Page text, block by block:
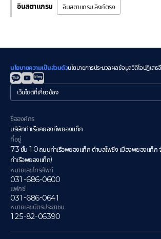
อินสตาแกรม อินสตาแกรม ลิงก์ตรง
นโยบายความเป็นส่วนตัวนโยบายการประมวลผลข้อมูลวิดีโอปฏิเสธ
관
련
이
트
ชื่อองค์กร
บริษัทท่าเรือคยองกีพยองแท็ก
ที่อยู่
73 ชั้น 10 ถนนท่าเรือพยองแท็ก ตำบลโพซึง เมืองพยองแท็ก
ท่าเรือพยองแท็ก)
หมายเลขโทรศัพท์
031-686-0600
แฟกซ์
031-686-0641
หมายเลขบัตรประชาชน
125-82-06390